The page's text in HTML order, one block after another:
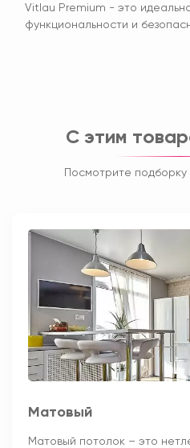
Vitlau Premium - это
функциональности и
С этим
Посмотрите подборку
Матовый
Матовый потолок – это